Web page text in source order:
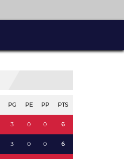
PG PE PP PTS
3 0 0 6
3 0 0 6